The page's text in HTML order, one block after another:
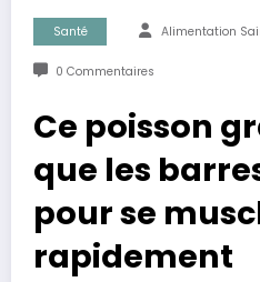
Santé Alimentation
0 Commentaires
Ce poisson
que les
pour se
rapidement